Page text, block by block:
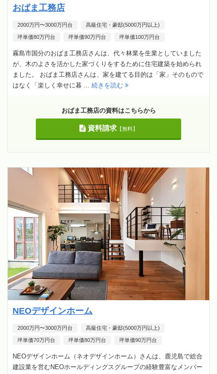
おばま工務店
2000万円〜3000万円台 高級住宅・豪邸(5000万円以上)
坪単価80万円台 坪単価90万円台 坪単価100万円台
霧島市国分のおばま工務店さんは、代々林業を生業としていました
が、木のよさを活かした家づくりをするために住宅建築を始められ
ました。 おばま工務店さんは、家を建てる目的は「家」そのもので
はなく「楽しく幸せに暮 ... 続きを読む
おばま工務店の資料はこちらから
資料請求【無料】
NEOデザインホーム
2000万円〜3000万円台 高級住宅・豪邸(5000万円以上)
坪単価70万円台 坪単価80万円台 坪単価90万円台
NEOデザインホーム（ネオデザインホーム）さんは、鹿児島で総合
建設業を営むNEOホールディングスグループの経験豊富なメンバー